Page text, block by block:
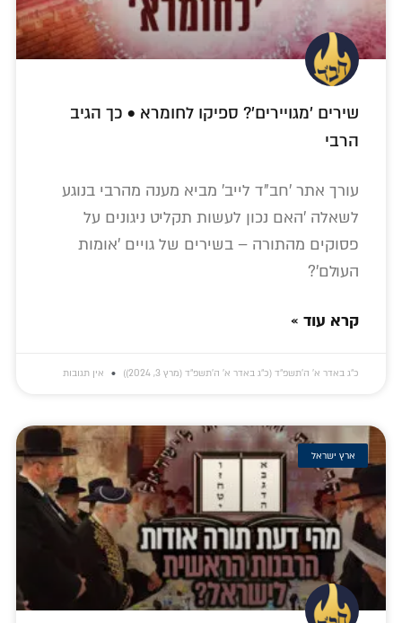
שירים 'מגויירים'? ספיקו לחומרא • כך הגיב
הרבי
עורך אתר 'חב"ד לייב' מביא מענה מהרבי בנוגע
לשאלה 'האם נכון לעשות תקליט ניגונים על
פסוקים מהתורה – בשירים של גויים 'אומות
העולם'?
קרא עוד »
כ״ג באדר א׳ ה׳תשפ״ד (כ״ג באדר א׳ ה׳תשפ״ד (מרץ 3, 2024)) אין תגובות
ארץ ישראל